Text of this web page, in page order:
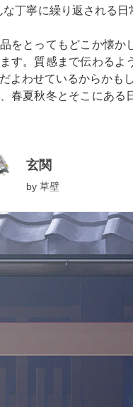
丁寧に繰り返される日
をとってもどこか懐か
す。質感まで伝わるよ
よわせているからかも
春夏秋冬とそこにある
玄関
by 草壁